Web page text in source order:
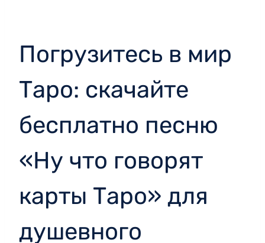
Погрузитесь в мир
Таро: скачайте
бесплатно песню
«Ну что говорят
карты Таро» для
душевного